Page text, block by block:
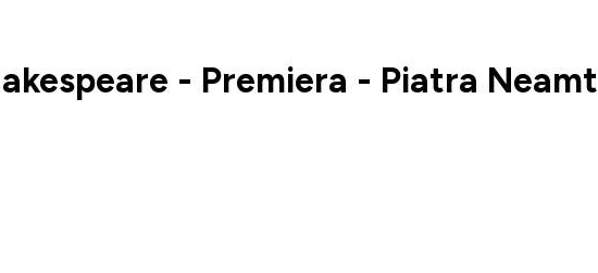
- Premiera - Piatra Neamt